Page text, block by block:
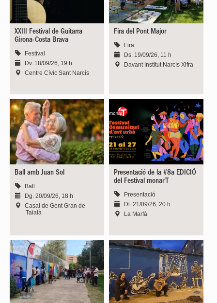
XXIII Festival de Guitarra
Girona-Costa Brava
Festival
Dv. 18/09/26, 19 h
Centre Cívic Sant Narcís
Fira del Pont Major
Fira
Ds. 19/09/26, 11 h
Davant Institut Narcís Xifra
Ball amb Juan Sol
Ball
Dg. 20/09/26, 18 h
Casal de Gent Gran de
Taialà
Presentació de la #8a EDICIÓ
del Festival monar'T
Presentació
Dl. 21/09/26, 20 h
La Marfà